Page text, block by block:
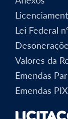
Lei Federal
Valores da
Emendas
Emendas PIX